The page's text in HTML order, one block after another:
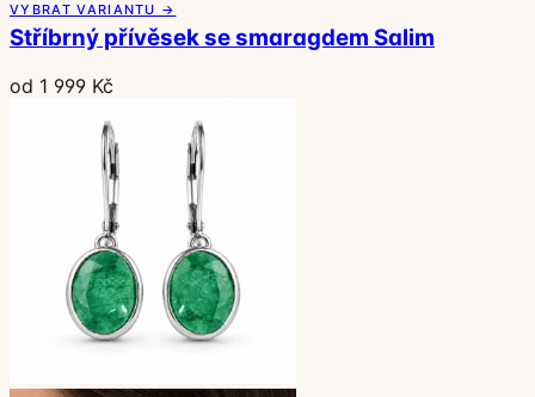
VYBRAT VARIANTU →
Stříbrný přívěsek se smaragdem Salim
od 1 999 Kč